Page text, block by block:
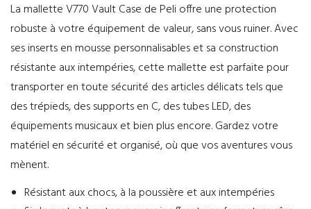
La mallette V770 Vault Case de Peli offre une protection
robuste à votre équipement de valeur, sans vous ruiner. Avec
ses inserts en mousse personnalisables et sa construction
résistante aux intempéries, cette mallette est parfaite pour
transporter en toute sécurité des articles délicats tels que
des trépieds, des supports en C, des tubes LED, des
équipements musicaux et bien plus encore. Gardez votre
matériel en sécurité et organisé, où que vos aventures vous
mènent.
Résistant aux chocs, à la poussière et aux intempéries